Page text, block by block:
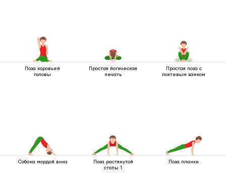
Поза коровьей
головы
Простая йогическая
печать
Простая поза с
локтевым замком
Собака мордой вниз
Поза растянутой
стопы 1
Поза планки